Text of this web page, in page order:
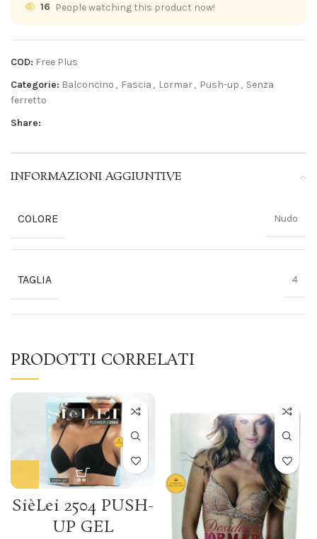
16 People watching this product now!
COD: Free Plus
Categorie: Balconcino , Fascia , Lormar, Push-up , Senza
ferretto
Share:
INFORMAZIONI AGGIUNTIVE
COLORE Nudo
TAGLIA 4
PRODOTTI CORRELATI
SièLei 2504 PUSH-
UP GEL